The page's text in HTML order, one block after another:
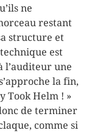
ne
restant
structure et
est
l’auditeur une
la fin,
Took Helm ! »
de terminer
comme si